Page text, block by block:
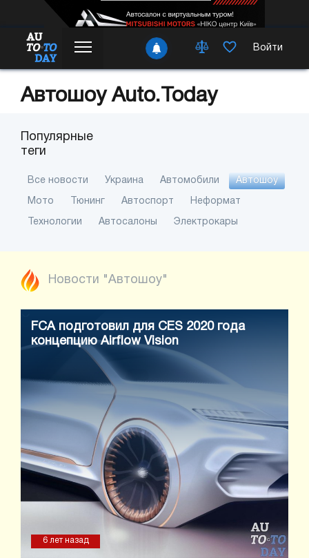
Войти
Автошоу Auto.Today
Популярные
теги
Все новости Украина Автомобили Автошоу
Мото Тюнинг Автоспорт Неформат
Технологии Автосалоны Электрокары
Новости "Автошоу"
FCA подготовил для CES 2020 года
концепцию Airflow Vision
6 лет назад